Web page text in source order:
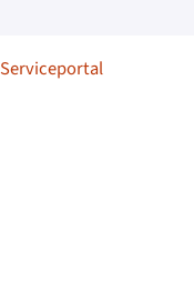
Serviceportal